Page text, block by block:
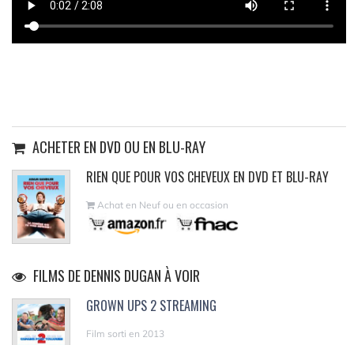
ACHETER EN DVD OU EN BLU-RAY
RIEN QUE POUR VOS CHEVEUX EN DVD ET BLU-RAY
Achat en Neuf ou en occasion
FILMS DE DENNIS DUGAN À VOIR
GROWN UPS 2 STREAMING
Film sorti en 2013